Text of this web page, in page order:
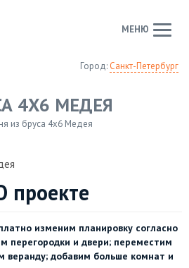
Город: Санкт-Петербург
МЕНЮ
4Х6 МЕДЕЯ
из бруса 4х6 Медея
изменим планировку согласно
перегородки и двери; переместим
веранду; добавим больше комнат и